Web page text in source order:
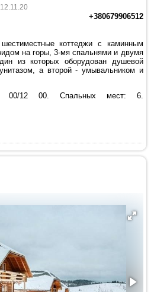
+380679906512
коттеджи с каминным
на горы, 3-мя спальнями и двумя
из которых оборудован душевой
а второй - умывальником и
00/12 00. Спальных мест: 6.